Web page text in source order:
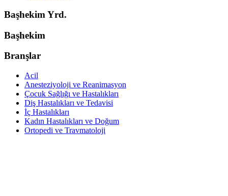
Başhekim Yrd.
Başhekim
Branşlar
Acil
Anesteziyoloji ve Reanimasyon
Çocuk Sağlığı ve Hastalıkları
Diş Hastalıkları ve Tedavisi
İç Hastalıkları
Kadın Hastalıkları ve Doğum
Ortopedi ve Travmatoloji